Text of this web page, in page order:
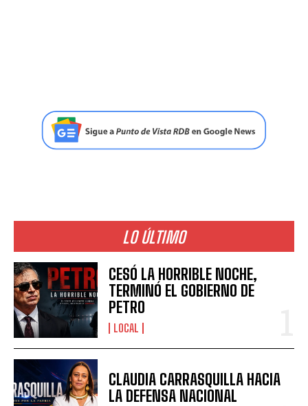
LO ÚLTIMO
CESÓ LA HORRIBLE NOCHE,
TERMINÓ EL GOBIERNO DE
PETRO
LOCAL
CLAUDIA CARRASQUILLA HACIA
LA DEFENSA NACIONAL